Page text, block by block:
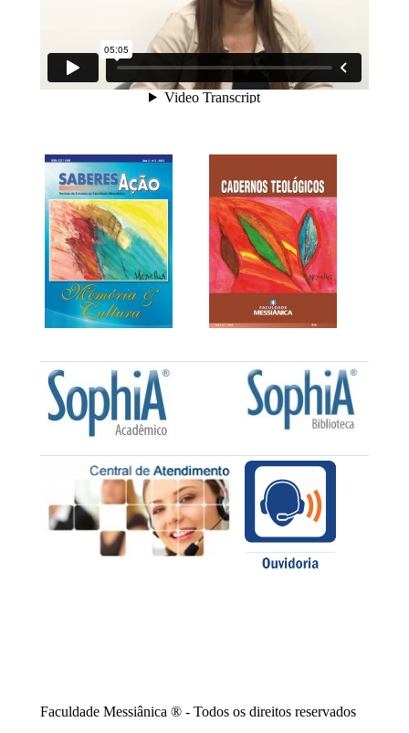
Faculdade Messiânica ® - Todos os direitos reservados